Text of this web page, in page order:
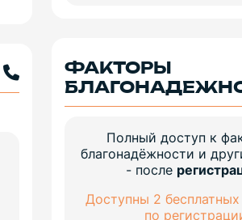
ФАКТОРЫ
Полный доступ к
благонадёжности и
- после
Доступны 2
по